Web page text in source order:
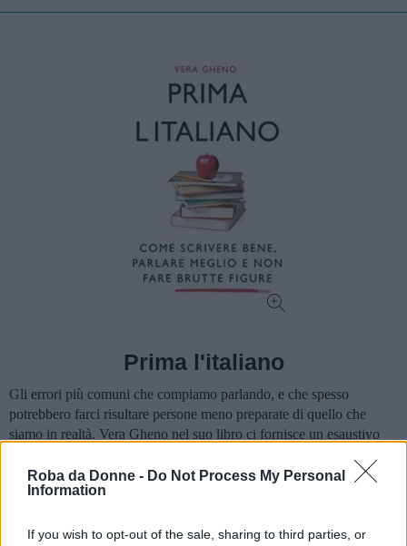
Roba da Donne - Do Not Process My Personal
Information
If you wish to opt-out of the sale, sharing to third parties, or
Prima l'italiano
Gli errori più comuni che compiamo parlando, e che spesso
potrebbero farci risultare persone meno preparate di quello che
siamo in realtà. Vera Gheno nel suo libro ci fornisce un esaustivo